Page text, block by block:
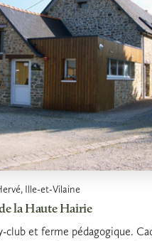
Ille-et-Vilaine
la Haute Hairie
club et ferme pédagogique.